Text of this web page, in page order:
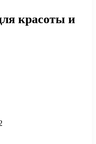
красоты и